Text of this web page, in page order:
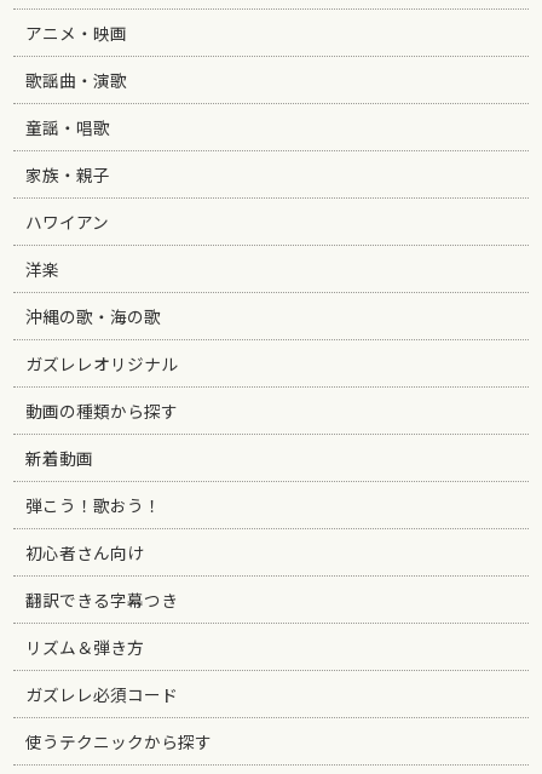
アニメ・映画
歌謡曲・演歌
童謡・唱歌
家族・親子
ハワイアン
洋楽
沖縄の歌・海の歌
ガズレレオリジナル
動画の種類から探す
新着動画
弾こう！歌おう！
初心者さん向け
翻訳できる字幕つき
リズム＆弾き方
ガズレレ必須コード
使うテクニックから探す